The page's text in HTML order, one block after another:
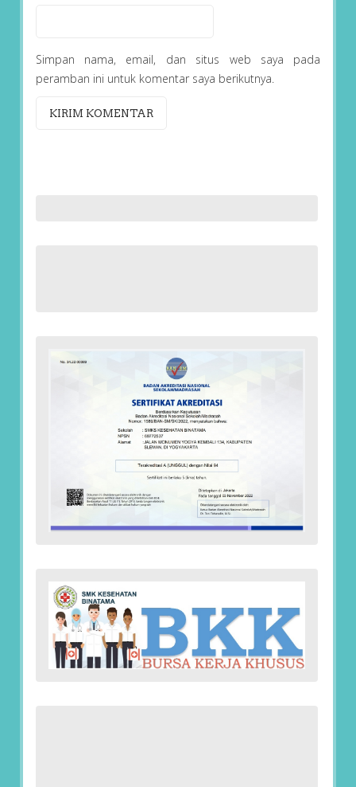
Simpan nama, email, dan situs web saya pada
peramban ini untuk komentar saya berikutnya.